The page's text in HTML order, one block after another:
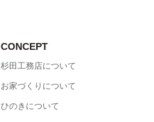
CONCEPT
杉田工務店について
お家づくりについて
ひのきについて